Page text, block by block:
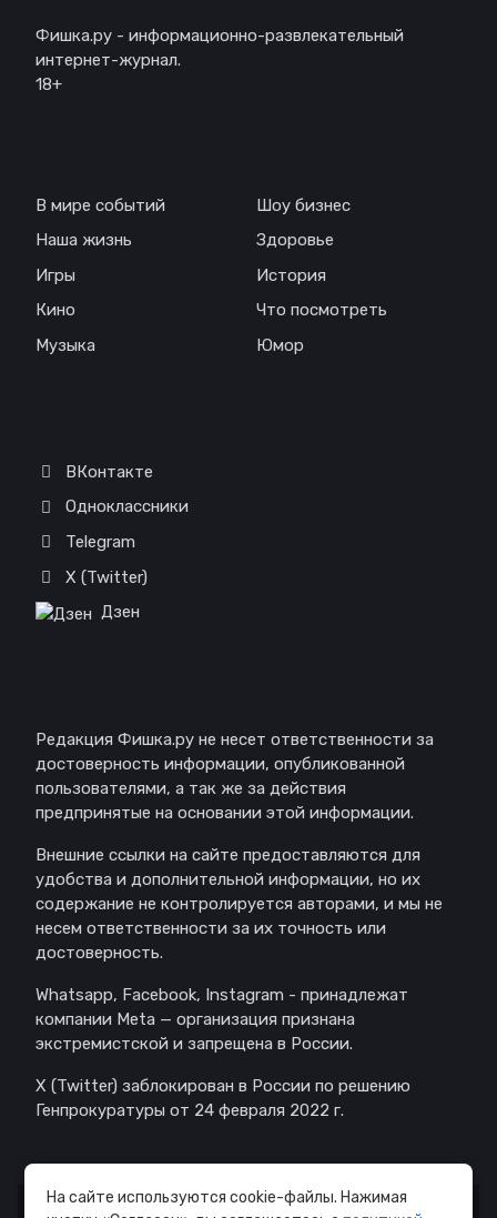
Фишка.ру - информационно-развлекательный
интернет-журнал.
18+
В мире событий
Наша жизнь
Игры
Кино
Музыка
Шоу бизнес
Здоровье
История
Что посмотреть
Юмор
ВКонтакте
Одноклассники
Telegram
X (Twitter)
Дзен
Редакция Фишка.ру не несет ответственности за
достоверность информации, опубликованной
пользователями, а так же за действия
предпринятые на основании этой информации.
Внешние ссылки на сайте предоставляются для
удобства и дополнительной информации, но их
содержание не контролируется авторами, и мы не
несем ответственности за их точность или
достоверность.
Whatsapp, Facebook, Instagram - принадлежат
компании Meta — организация признана
экстремистской и запрещена в России.
X (Twitter) заблокирован в России по решению
Генпрокуратуры от 24 февраля 2022 г.
На сайте используются cookie-файлы. Нажимая